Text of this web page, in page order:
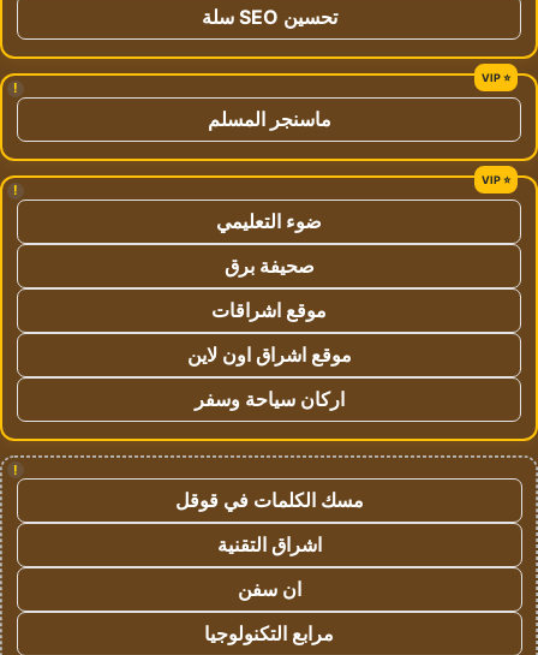
تحسين SEO سلة
!
ماسنجر المسلم
!
ضوء التعليمي
صحيفة برق
موقع اشراقات
موقع اشراق اون لاين
اركان سياحة وسفر
!
مسك الكلمات في قوقل
اشراق التقنية
ان سفن
مرابع التكنولوجيا